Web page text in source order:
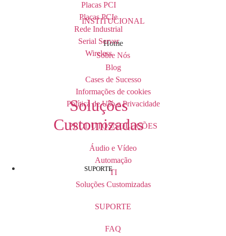
Placas PCI
Placas PCIe
Rede Industrial
Serial Server
Wireless
Soluções
Customizadas
SUPORTE
INSTITUCIONAL
Home
Sobre Nós
Blog
Cases de Sucesso
Informações de cookies
Política de Uso e Privacidade
PRODUTOS/SOLUÇÕES
Áudio e Vídeo
Automação
TI
Soluções Customizadas
SUPORTE
FAQ